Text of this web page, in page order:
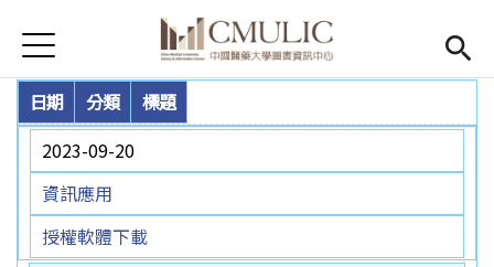
首頁
首頁
Open submenu (關於)
關於
開放時間
圖書服務(link is external)
Jump to Navigation
Jump to Main content
日期 分類
標題
2023-09-20
資訊應用
授權軟體下載